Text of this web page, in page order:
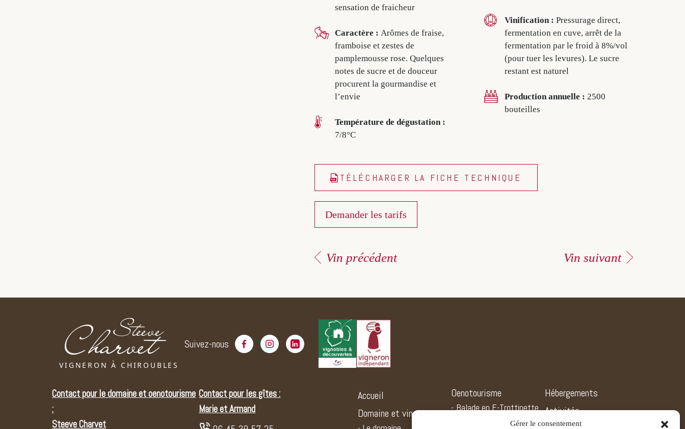
Gérer le consentement
sensation de fraicheur
Caractère :
framboise et zestes de
pamplemousse rose. Quelques
notes de sucre et de douceur
procurent la gourmandise et
l’envie
Température de dégustation :
7/8°C
Vinification :
fermentation en cuve, arrêt de la
fermentation par le froid à 8%/vol
(pour tuer les levures). Le sucre
restant est naturel
Production annuelle :
bouteilles
TÉLÉCHARGER LA FICHE TECHNIQUE
Demander les tarifs
Vin précédent Vin suivant
Suivez-nous
Contact pour le domaine et oenotourisme
:
Steeve Charvet
Contact pour les gîtes :
Marie et Armand
Accueil
Domaine et vins
Oenotourisme
Balade en E-Trottinette
Formule « Magnum »
Hébergements
Activités